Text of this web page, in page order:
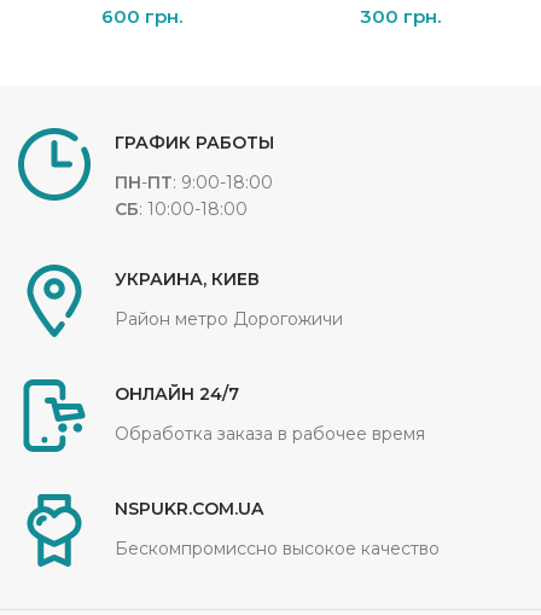
600 грн. 300 грн.
ГРАФИК РАБОТЫ
ПН-ПТ: 9:00-18:00
СБ: 10:00-18:00
УКРАИНА, КИЕВ
Район метро Дорогожичи
ОНЛАЙН 24/7
Обработка заказа в рабочее время
NSPUKR.COM.UA
Бескомпромиссно высокое качество